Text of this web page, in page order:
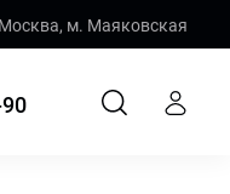
Москва, м. Маяковская